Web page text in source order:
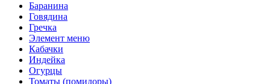
Баранина
Говядина
Гречка
Элемент меню
Кабачки
Индейка
Огурцы
Томаты (помидоры)